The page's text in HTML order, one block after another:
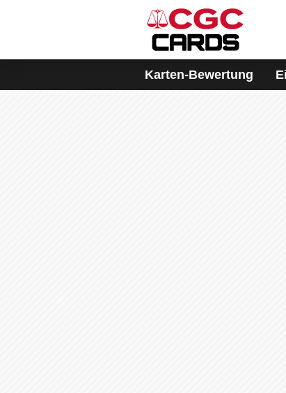
Karten-Bewertung